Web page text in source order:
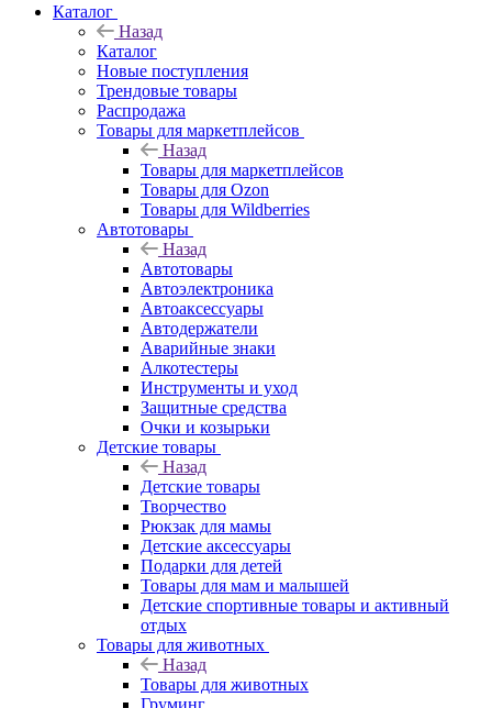
Каталог
Назад
Каталог
Новые поступления
Трендовые товары
Распродажа
Товары для маркетплейсов
Назад
Товары для маркетплейсов
Товары для Ozon
Товары для Wildberries
Автотовары
Назад
Автотовары
Автоэлектроника
Автоаксессуары
Автодержатели
Аварийные знаки
Алкотестеры
Инструменты и уход
Защитные средства
Очки и козырьки
Детские товары
Назад
Детские товары
Творчество
Рюкзак для мамы
Детские аксессуары
Подарки для детей
Товары для мам и малышей
Детские спортивные товары и активный
отдых
Товары для животных
Назад
Товары для животных
Груминг